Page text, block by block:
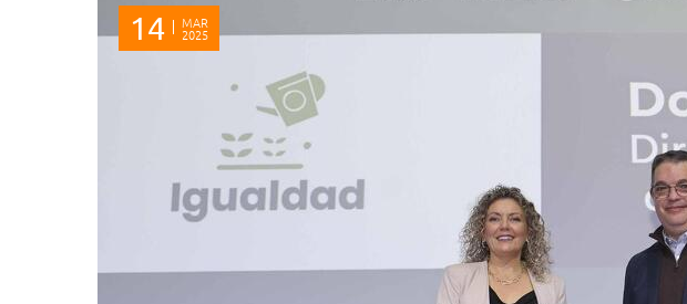
14 MAR
2025